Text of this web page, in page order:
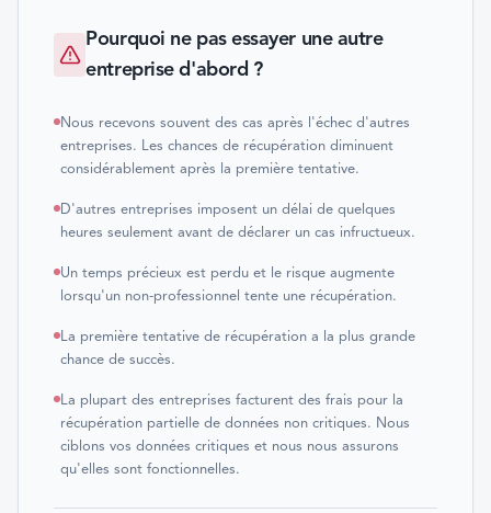
Pourquoi ne pas essayer une autre
entreprise d'abord ?
Nous recevons souvent des cas après l'échec d'autres
entreprises. Les chances de récupération diminuent
considérablement après la première tentative.
D'autres entreprises imposent un délai de quelques
heures seulement avant de déclarer un cas infructueux.
Un temps précieux est perdu et le risque augmente
lorsqu'un non-professionnel tente une récupération.
La première tentative de récupération a la plus grande
chance de succès.
La plupart des entreprises facturent des frais pour la
récupération partielle de données non critiques. Nous
ciblons vos données critiques et nous nous assurons
qu'elles sont fonctionnelles.